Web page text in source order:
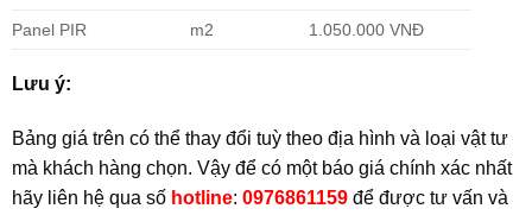
Panel PIR m2 1.050.000 VNĐ
Lưu ý:
Bảng giá trên có thể thay đổi tuỳ theo địa hình và loại vật tư
mà khách hàng chọn. Vậy để có một báo giá chính xác nhất
hãy liên hệ qua sốhotline: 0976861159để được tư vấn và